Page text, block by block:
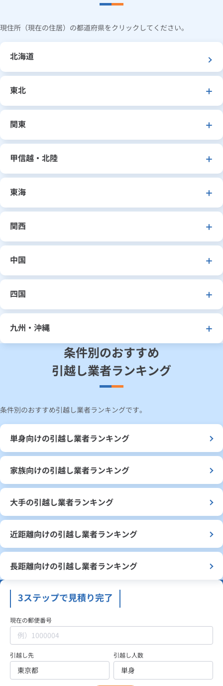
現住所（現在の住居）の都道府県をクリックしてください。
北海道
東北
関東
甲信越・北陸
東海
関西
中国
四国
九州・沖縄
条件別のおすすめ
引越し業者ランキング
条件別のおすすめ引越し業者ランキングです。
単身向けの引越し業者ランキング
家族向けの引越し業者ランキング
大手の引越し業者ランキング
近距離向けの引越し業者ランキング
長距離向けの引越し業者ランキング
3ステップで見積り完了
現在の郵便番号
引越し先 引越し人数